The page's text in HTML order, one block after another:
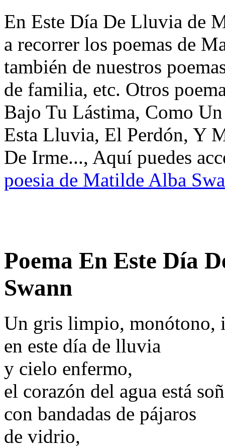
En Este Día De Lluvia de
a recorrer los poemas de
también de nuestros
de familia, etc. Otros
Bajo Tu Lástima, Como
Esta Lluvia, El Perdón, Y
De Irme..., Aquí puedes
poesia de Matilde Alba
Poema En Este Día
Swann
Un gris limpio, monótono,
en este día de lluvia
y cielo enfermo,
el corazón del agua está
con bandadas de pájaros
de vidrio,